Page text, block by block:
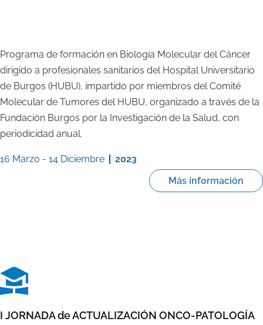
Programa de formación en Biología Molecular del Cáncer
dirigido a profesionales sanitarios del Hospital Universitario
de Burgos (HUBU), impartido por miembros del Comité
Molecular de Tumores del HUBU, organizado a través de la
Fundación Burgos por la Investigación de la Salud, con
periodicidad anual.
16 Marzo - 14 Diciembre
2023
Más información
I JORNADA de ACTUALIZACIÓN ONCO-PATOLOGÍA